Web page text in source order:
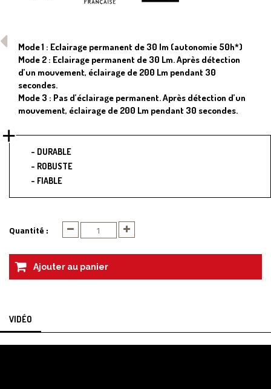
Mode 1 : Eclairage permanent de 30 lm (autonomie 50h*)
Mode 2 : Eclairage permanent de 30 Lm. Après détection
d’un mouvement, éclairage de 200 Lm pendant 30
secondes.
Mode 3 : Pas d’éclairage permanent. Après détection d’un
mouvement, éclairage de 200 Lm pendant 30 secondes.
DURABLE
ROBUSTE
FIABLE
Quantité :
Ajouter au panier
VIDÉO